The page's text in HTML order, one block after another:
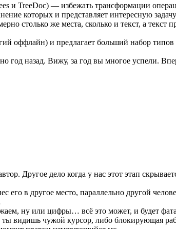
и TreeDoc) — избежать трансформации
которых и представляет интересную
столько же места, сколько и текст, а
оффлайн) и предлагает больший набор
год назад. Вижу, за год вы многое успели.
Другое дело когда у нас этот этап
его в другое место, параллельно другой
ну или цифры… всё это может, и будет
ты видишь чужой курсор, либо блокирующая